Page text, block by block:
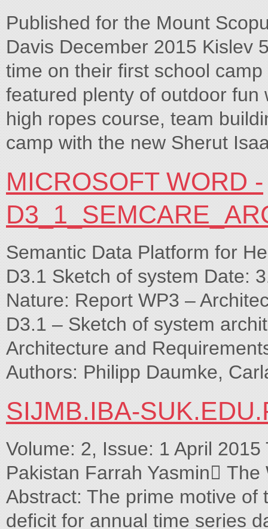
Published for the Mount
Davis December 2015 Kislev
time on their first school
featured plenty of outdoor
high ropes course, team
camp with the new Sherut
MICROSOFT WORD -
Semantic Data Platform for
D3.1 Sketch of system Date:
Nature: Report WP3 –
D3.1 – Sketch of system
Architecture and
Authors: Philipp Daumke,
SIJMB.IBA-
Volume: 2, Issue: 1 April
Pakistan Farrah Yasmin
Abstract: The prime motive of
deficit for annual time series